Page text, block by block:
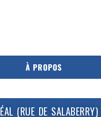
À PROPOS
(RUE DE SALABERRY)